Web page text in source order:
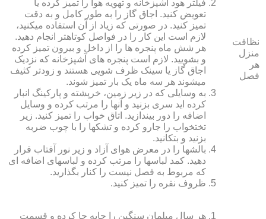
نظافت
منزل
هر
فصل
فیلتر هود آشپزخانه و تهویه هوا را تمیز کرده یا
تعویض کنید. اجاق گاز را به طور کامل و به دقت
تمیز کنید. در صورتی که زیاد از آن استفاده می‏کنید،
لازم است این کار را در فواصل کوتاه‏تر انجام دهید.
هر شش ماه پنجره‏ ها را از داخل و بیرون تمیز کرده
و بشویید. لازم است پنجره‏ های آشپزخانه که نزدیک
اجاق گاز یا سینک ظرف شویی هستند و زودتر کثیف
می‏شوند هر سه ماه یک بار تمیز شوند.
به وسایلی که در زیر زمین، خرپشته و پارکینگ انبار
کرده‏ اید سری بزنید و آنها را مرتب کرده و وسایل
اضافه را دور بیندازید. اتاق خواب را تمیز کنید. زیر
تختخواب را جارو کرده و تشک‏ها را با چوب ضربه
بزنید و بتکانید.
بالش‏ها را در معرض هوای آزاد و زیر نور آفتاب قرار
دهید. کمد لباس‏ها را مرتب کرده و لباس‏های اضافه ای
که مربوط به فصل نیست را کنار بگذارید.
ظروف نقره را تمیز کنید.
هر سال مبلمان سنگین را جابه جا کرده و قسمت